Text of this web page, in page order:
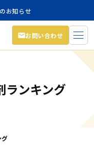
お知らせ
お問い合わせ
ランキング
グ